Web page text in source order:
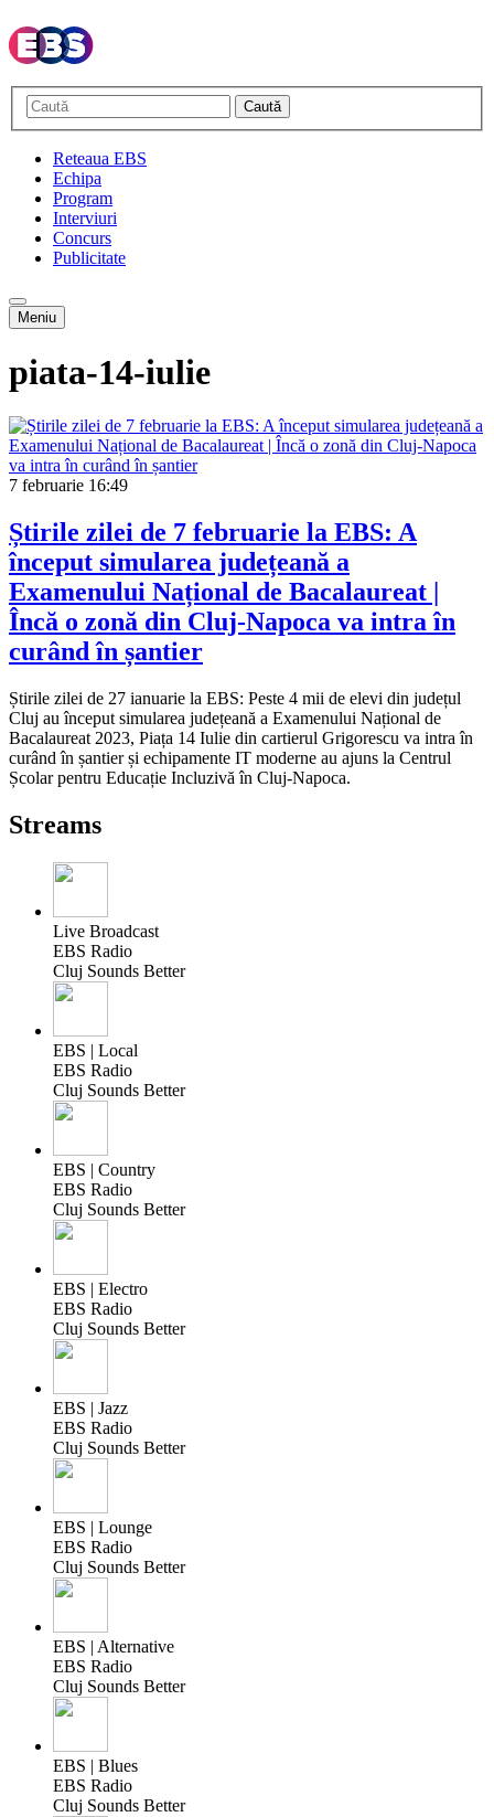
Caută
Reteaua EBS
Echipa
Program
Interviuri
Concurs
Publicitate
Meniu
piata-14-iulie
7 februarie 16:49
Știrile zilei de 7 februarie la EBS: A
început simularea județeană a
Examenului Național de Bacalaureat |
Încă o zonă din Cluj-Napoca va intra în
curând în șantier
Știrile zilei de 27 ianuarie la EBS: Peste 4 mii de elevi din județul
Cluj au început simularea județeană a Examenului Național de
Bacalaureat 2023, Piața 14 Iulie din cartierul Grigorescu va intra în
curând în șantier și echipamente IT moderne au ajuns la Centrul
Școlar pentru Educație Incluzivă în Cluj-Napoca.
Streams
Live Broadcast
EBS Radio
Cluj Sounds Better
EBS | Local
EBS Radio
Cluj Sounds Better
EBS | Country
EBS Radio
Cluj Sounds Better
EBS | Electro
EBS Radio
Cluj Sounds Better
EBS | Jazz
EBS Radio
Cluj Sounds Better
EBS | Lounge
EBS Radio
Cluj Sounds Better
EBS | Alternative
EBS Radio
Cluj Sounds Better
EBS | Blues
EBS Radio
Cluj Sounds Better